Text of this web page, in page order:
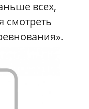
всех,
смотреть